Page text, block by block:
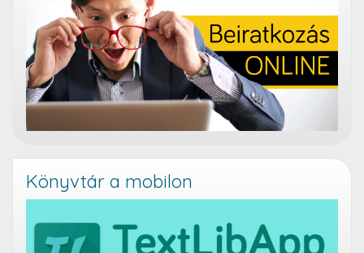
Könyvtár a mobilon